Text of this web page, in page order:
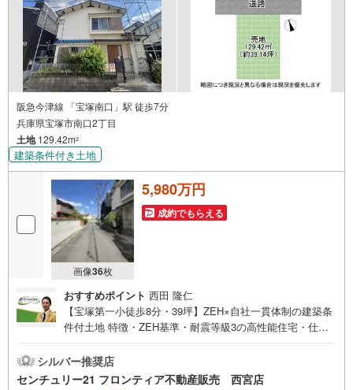
阪急今津線 「宝塚南口」駅 徒歩7分
兵庫県宝塚市南口2丁目
土地129.42m2
建築条件付き土地
画像36枚
5,980万円
成約でもらえる
おすすめポイント 西田 隆仁
【宝塚第一小徒歩8分・39坪】ZEH×自社一貫体制の建築条
件付土地 特徴・ZEH基準・耐震等級3の高性能住宅・仕入
ト・33坪標準設計・5スタイルから好みのデザインを選択
可・リビング階段・スタディスペース・ファミリークロー
シルバー推奨店
センチュリー21 フロンティア不動産販売 西宮店